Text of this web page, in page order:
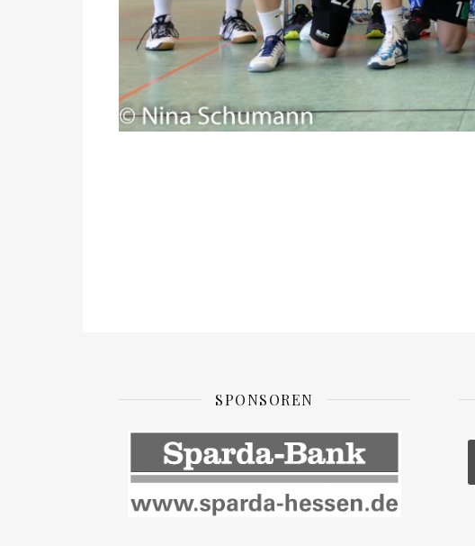
SPONSOREN